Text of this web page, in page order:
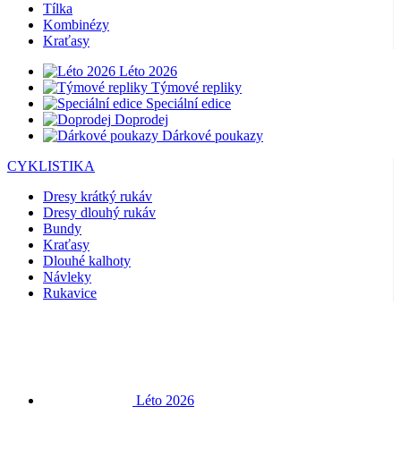
Tílka
Kombinézy
Kraťasy
Léto 2026
Týmové repliky
Speciální edice
Doprodej
Dárkové poukazy
CYKLISTIKA
Dresy krátký rukáv
Dresy dlouhý rukáv
Bundy
Kraťasy
Dlouhé kalhoty
Návleky
Rukavice